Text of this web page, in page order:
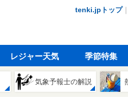
tenki.jpトップ｜
レジャー天気 季節特集
気象予報士の解説